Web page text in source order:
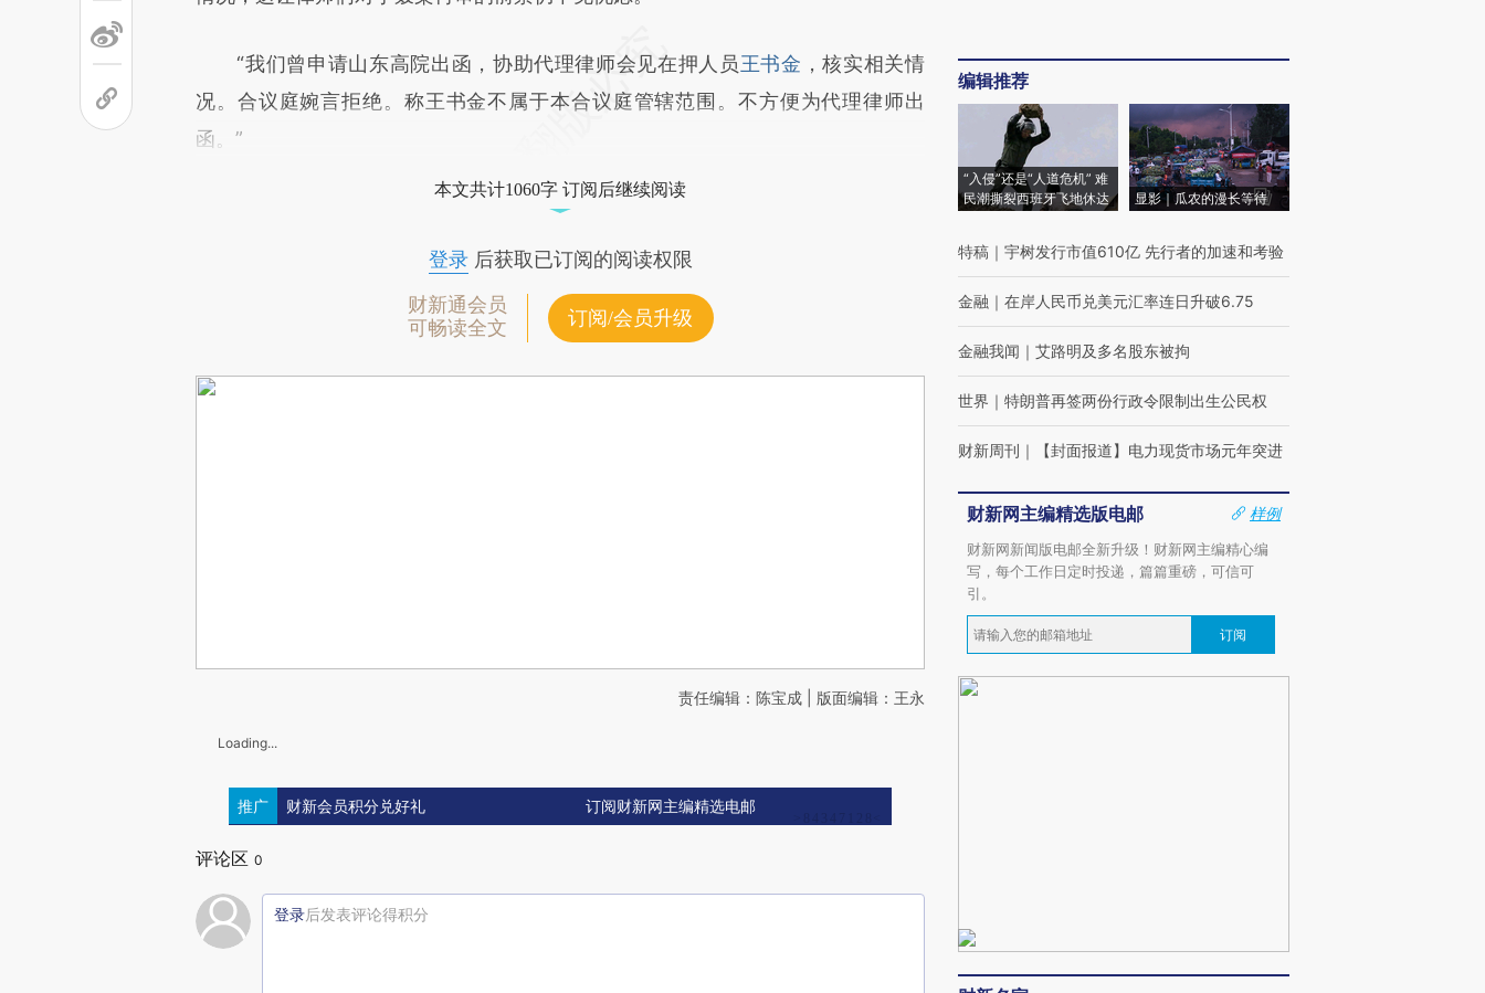
“我们曾申请山东高院出函，协助代理律师会见在押人员王书金 ，核实相关情
况。合议庭婉言拒绝。称王书金不属于本合议庭管辖范围。不方便为代理律师出
函。”
本文共计1060字 订阅后继续阅读
登录后获取已订阅的阅读权限
财新通会员
可畅读全文
订阅/会员升级
责任编辑：陈宝成 | 版面编辑：王永
Loading...
推广 财新会员积分兑好礼 订阅财新网主编精选电邮
评论区 0
登录后发表评论得积分
编辑推荐
“入侵”还是“人道危机” 难
民潮撕裂西班牙飞地休达
显影｜瓜农的漫长等待
特稿 ｜ 宇树发行市值610亿 先行者的加速和考验
金融 ｜ 在岸人民币兑美元汇率连日升破6.75
金融我闻 ｜ 艾路明及多名股东被拘
世界 ｜ 特朗普再签两份行政令限制出生公民权
财新周刊 ｜ 【封面报道】电力现货市场元年突进
财新网主编精选版电邮
样例
财新网新闻版电邮全新升级！财新网主编精心编
写，每个工作日定时投递，篇篇重磅，可信可
引。
订阅